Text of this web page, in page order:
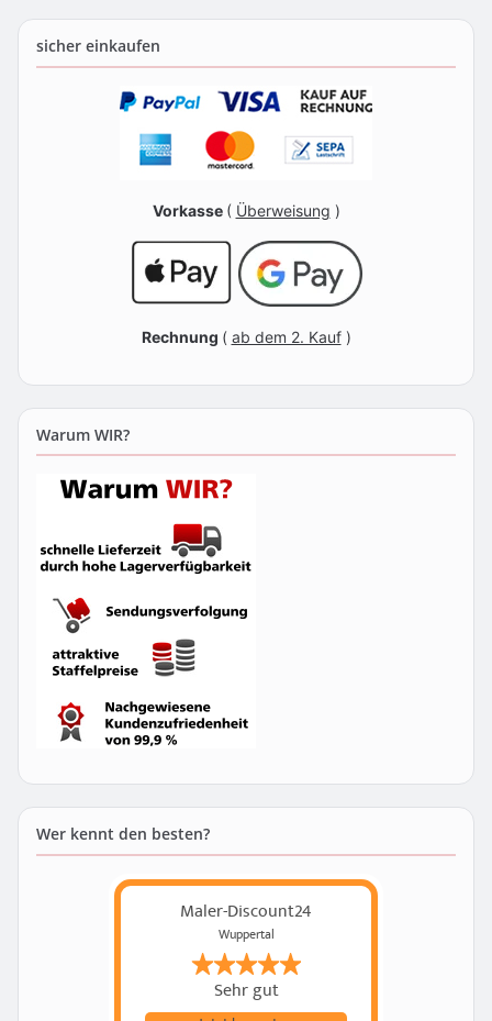
sicher einkaufen
Vorkasse ( Überweisung )
Rechnung ( ab dem 2. Kauf)
Warum WIR?
Wer kennt den besten?
Maler-Discount24
Wuppertal
Sehr gut